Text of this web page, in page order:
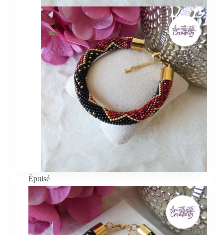
Épuisé